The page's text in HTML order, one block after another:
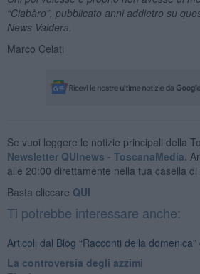
“Ciabàro”, pubblicato anni addietro su
News Valdera.
Marco Celati
Se vuoi leggere le notizie principali della
Newsletter QUInews - ToscanaMedia.
alle 20:00 direttamente nella tua casella di
Basta cliccare QUI
Ti potrebbe interessare anche:
Articoli dal Blog “Racconti della
La controversia degli azzimi